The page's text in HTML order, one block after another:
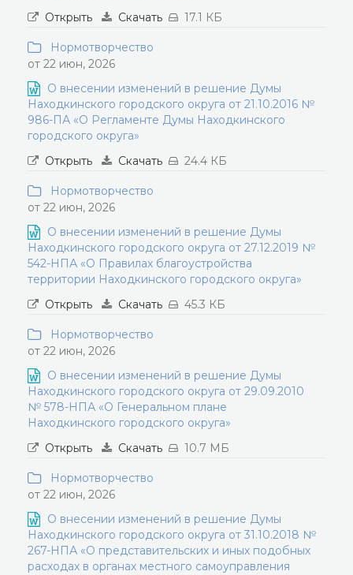
Открыть
Скачать 17.1 КБ
Нормотворчество
от 22 июн, 2026
О внесении изменений в решение Думы
Находкинского городского округа от 21.10.2016 №
986-ПА «О Регламенте Думы Находкинского
городского округа»
Открыть
Скачать 24.4 КБ
Нормотворчество
от 22 июн, 2026
О внесении изменений в решение Думы
Находкинского городского округа от 27.12.2019 №
542-НПА «О Правилах благоустройства
территории Находкинского городского округа»
Открыть
Скачать 45.3 КБ
Нормотворчество
от 22 июн, 2026
О внесении изменений в решение Думы
Находкинского городского округа от 29.09.2010
№ 578-НПА «О Генеральном плане
Находкинского городского округа»
Открыть
Скачать 10.7 МБ
Нормотворчество
от 22 июн, 2026
О внесении изменений в решение Думы
Находкинского городского округа от 31.10.2018 №
267-НПА «О представительских и иных подобных
расходах в органах местного самоуправления